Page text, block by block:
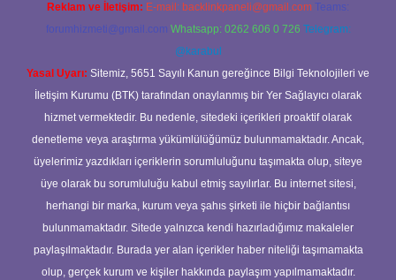
Reklam ve İletişim: E-mail: backlinkpaneli@gmail.com Teams:
forumhizmeti@gmail.com Whatsapp: 0262 606 0 726 Telegram:
@karabul
Yasal Uyarı: Sitemiz, 5651 Sayılı Kanun gereğince Bilgi Teknolojileri ve
İletişim Kurumu (BTK) tarafından onaylanmış bir Yer Sağlayıcı olarak
hizmet vermektedir. Bu nedenle, sitedeki içerikleri proaktif olarak
denetleme veya araştırma yükümlülüğümüz bulunmamaktadır. Ancak,
üyelerimiz yazdıkları içeriklerin sorumluluğunu taşımakta olup, siteye
üye olarak bu sorumluluğu kabul etmiş sayılırlar. Bu internet sitesi,
herhangi bir marka, kurum veya şahıs şirketi ile hiçbir bağlantısı
bulunmamaktadır. Sitede yalnızca kendi hazırladığımız makaleler
paylaşılmaktadır. Burada yer alan içerikler haber niteliği taşımamakta
olup, gerçek kurum ve kişiler hakkında paylaşım yapılmamaktadır.